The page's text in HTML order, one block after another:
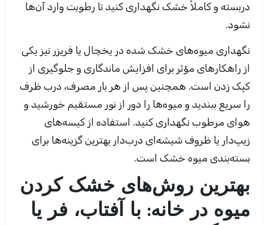
دربسته و کاملاً خشک نگهداری کنید تا رطوبت وارد آن‌ها
نشود.
نگهداری میوه‌های خشک شده در یخچال یا فریزر نیز یکی
از راهکارهای مؤثر برای افزایش ماندگاری و جلوگیری از
کپک زدن است. همچنین پس از هر بار مصرف، درب ظرف
را سریع ببندید و میوه‌ها را دور از نور مستقیم خورشید و
هوای مرطوب نگهداری کنید. استفاده از کیسه‌های
زیپ‌دار یا ظروف شیشه‌ای درب‌دار بهترین گزینه‌ها برای
بسته‌بندی میوه خشک است.
بهترین روش‌های خشک کردن
میوه در خانه: با آفتاب، فر یا